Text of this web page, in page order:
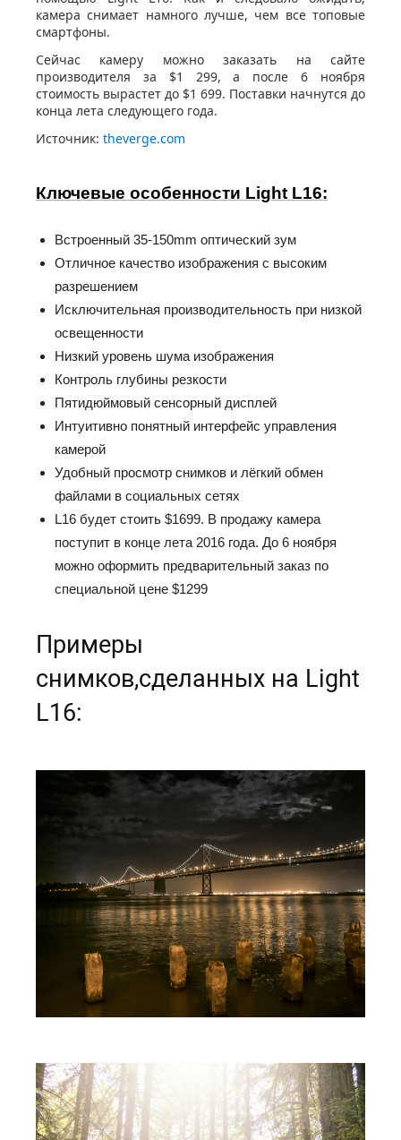
камера снимает намного лучше, чем все топовые
смартфоны.
Сейчас камеру можно заказать на сайте
производителя за $1 299, а после 6 ноября
стоимость вырастет до $1 699. Поставки начнутся до
конца лета следующего года.
Источник: theverge.com
Ключевые особенности Light L16:
Встроенный 35-150mm оптический зум
Отличное качество изображения с высоким
разрешением
Исключительная производительность при низкой
освещенности
Низкий уровень шума изображения
Контроль глубины резкости
Пятидюймовый сенсорный дисплей
Интуитивно понятный интерфейс управления
камерой
Удобный просмотр снимков и лёгкий обмен
файлами в социальных сетях
L16 будет стоить $1699. В продажу камера
поступит в конце лета 2016 года. До 6 ноября
можно оформить предварительный заказ по
специальной цене $1299
Примеры
снимков,сделанных на Light
L16: